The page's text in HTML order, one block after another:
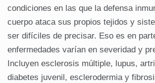
condiciones en las que la defensa
cuerpo ataca sus propios tejidos y
ser difíciles de precisar. Eso es en
enfermedades varían en severidad y
Incluyen esclerosis múltiple, lupus,
diabetes juvenil, esclerodermia y